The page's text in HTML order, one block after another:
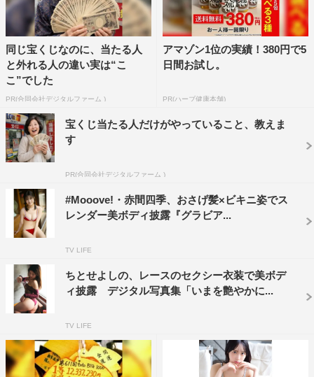
同じ宝くじなのに、当たる人
と外れる人の違い実は“こ
こ”でした
PR(合同会社デジタルファーム )
アマゾン1位の実績！380円で5
日間お試し。
PR(ハーブ健康本舗)
宝くじ当たる人だけがやっていること、教えま
す
PR(合同会社デジタルファーム )
#Mooove!・赤間四季、おさげ髪×ビキニ姿でス
レンダー美ボディ披露『グラビア...
TV LIFE
ちとせよしの、レースのセクシー衣装で美ボデ
ィ披露 デジタル写真集「いまを艶やかに...
TV LIFE